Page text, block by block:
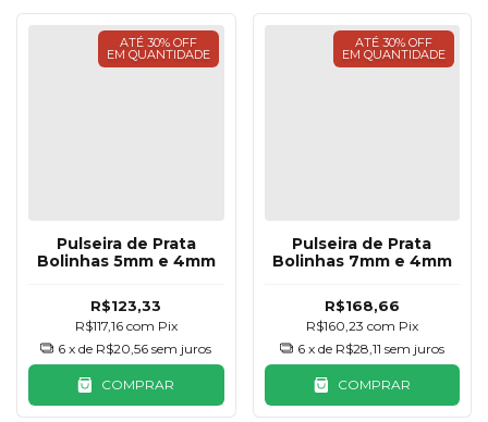
ATÉ 30% OFF
EM QUANTIDADE
Pulseira de Prata
Bolinhas 5mm e 4mm
R$123,33
R$117,16 com Pix
6 x de R$20,56 sem juros
COMPRAR
ATÉ 30% OFF
EM QUANTIDADE
Pulseira de Prata
Bolinhas 7mm e 4mm
R$168,66
R$160,23 com Pix
6 x de R$28,11 sem juros
COMPRAR